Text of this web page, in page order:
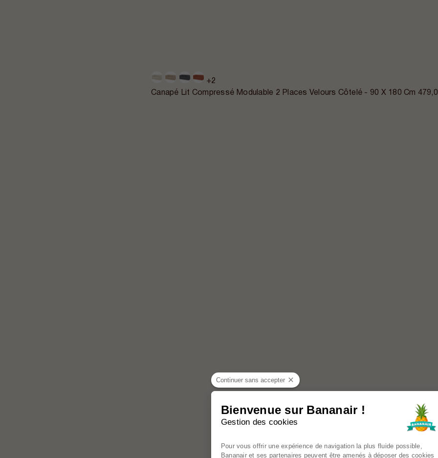
+2
Canapé Lit Compressé Modulable 2 Places Velours Côtelé - 90 X 180 Cm
Continuer sans accepter
Bienvenue sur Bananair !
Gestion des cookies
Plateforme de Gestion du
Pour vous offrir une expérience de navigation la plus fluide possible,
Bananair et ses partenaires peuvent être amenés à déposer des cookies